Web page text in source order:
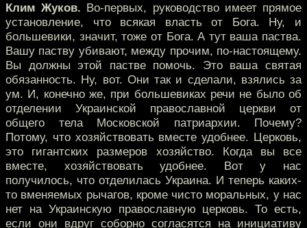
Клим Жуков. Во-первых, руководство имеет прямое
установление, что всякая власть от Бога. Ну, и
большевики, значит, тоже от Бога. А тут ваша паства.
Вашу паству убивают, между прочим, по-настоящему.
Вы должны этой пастве помочь. Это ваша святая
обязанность. Ну, вот. Они так и сделали, взялись за
ум. И, конечно же, при большевиках речи не было об
отделении Украинской православной церкви от
общего тела Московской патриархии. Почему?
Потому, что хозяйствовать вместе удобнее. Церковь,
это гигантских размеров хозяйство. Когда вы все
вместе, хозяйствовать удобнее. Вот у нас
получилось, что отделилась Украина. И теперь каких-
то вменяемых рычагов, кроме чисто моральных, у нас
нет на Украинскую православную церковь. То есть,
если они вдруг соборно согласятся на инициативу